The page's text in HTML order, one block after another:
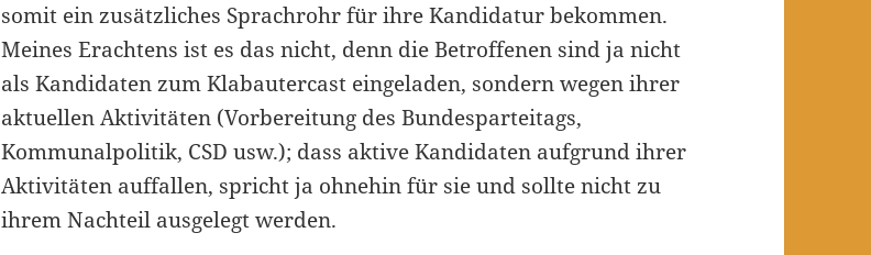
somit ein zusätzliches Sprachrohr für ihre Kandidatur bekommen.
Meines Erachtens ist es das nicht, denn die Betroffenen sind ja nicht
als Kandidaten zum Klabautercast eingeladen, sondern wegen ihrer
aktuellen Aktivitäten (Vorbereitung des Bundesparteitags,
Kommunalpolitik, CSD usw.); dass aktive Kandidaten aufgrund ihrer
Aktivitäten auffallen, spricht ja ohnehin für sie und sollte nicht zu
ihrem Nachteil ausgelegt werden.